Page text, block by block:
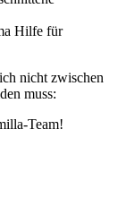
Hilfe für
nicht zwischen
muss:
Team!